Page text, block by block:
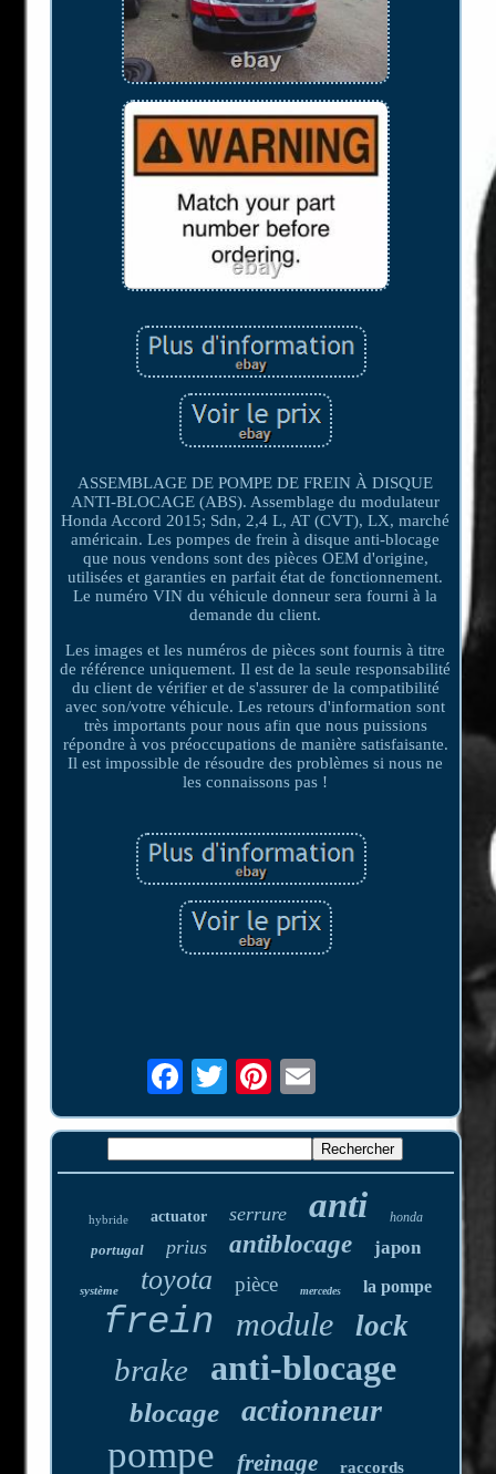
ASSEMBLAGE DE POMPE DE FREIN À DISQUE
ANTI-BLOCAGE (ABS). Assemblage du modulateur
Honda Accord 2015; Sdn, 2,4 L, AT (CVT), LX, marché
américain. Les pompes de frein à disque anti-blocage
que nous vendons sont des pièces OEM d'origine,
utilisées et garanties en parfait état de fonctionnement.
Le numéro VIN du véhicule donneur sera fourni à la
demande du client.
Les images et les numéros de pièces sont fournis à titre
de référence uniquement. Il est de la seule responsabilité
du client de vérifier et de s'assurer de la compatibilité
avec son/votre véhicule. Les retours d'information sont
très importants pour nous afin que nous puissions
répondre à vos préoccupations de manière satisfaisante.
Il est impossible de résoudre des problèmes si nous ne
les connaissons pas !
hybride actuator serrure anti honda
portugal prius antiblocage japon
système toyota pièce mercedes la pompe
frein module lock
brake anti-blocage
blocage actionneur
pompe freinage raccords